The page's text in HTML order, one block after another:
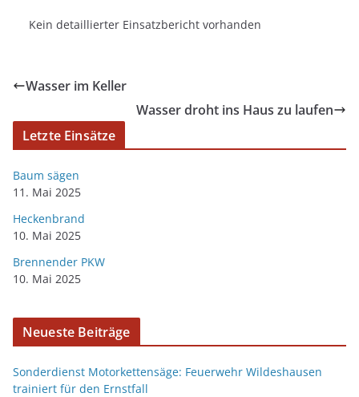
Kein detaillierter Einsatzbericht vorhanden
Wasser im Keller
Wasser droht ins Haus zu laufen
Letzte Einsätze
Baum sägen
11. Mai 2025
Heckenbrand
10. Mai 2025
Brennender PKW
10. Mai 2025
Neueste Beiträge
Sonderdienst Motorkettensäge: Feuerwehr Wildeshausen
trainiert für den Ernstfall